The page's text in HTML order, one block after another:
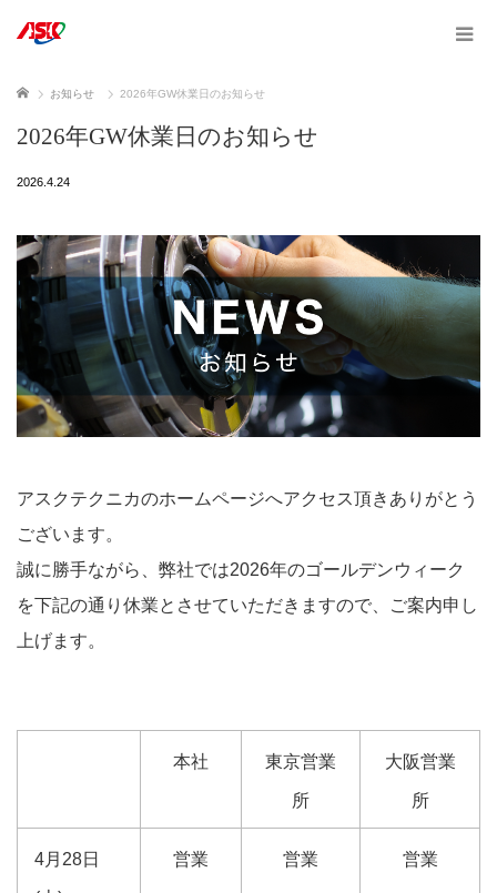
ホーム お知らせ 2026年GW休業日のお知らせ
2026年GW休業日のお知らせ
2026.4.24
アスクテクニカのホームページへアクセス頂きありがとう
ございます。
誠に勝手ながら、弊社では2026年のゴールデンウィーク
を下記の通り休業とさせていただきますので、ご案内申し
上げます。
本社 東京営業
所
大阪営業
所
4月28日 営業 営業 営業